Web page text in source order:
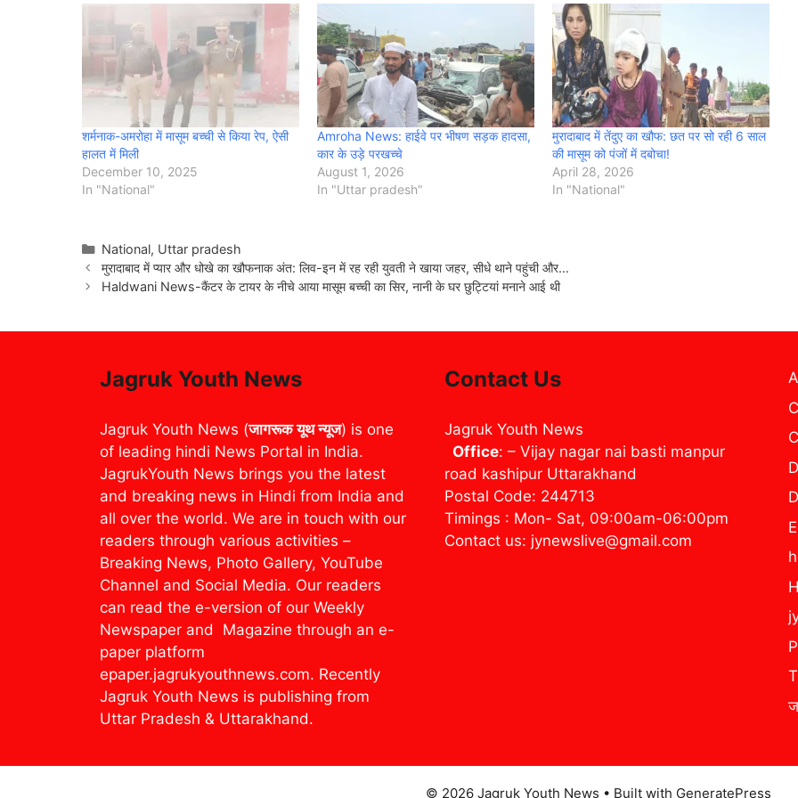
शर्मनाक-अमरोहा में मासूम बच्ची से किया रेप, ऐसी
हालत में मिली
December 10, 2025
In "National"
Amroha News: हाईवे पर भीषण सड़क हादसा,
कार के उड़े परखच्चे
August 1, 2026
In "Uttar pradesh"
मुरादाबाद में तेंदुए का खौफ: छत पर सो रही 6 साल
की मासूम को पंजों में दबोचा!
April 28, 2026
In "National"
Categories
National, Uttar pradesh
मुरादाबाद में प्यार और धोखे का खौफनाक अंत: लिव-इन में रह रही युवती ने खाया जहर, सीधे थाने पहुंची और…
Haldwani News-कैंटर के टायर के नीचे आया मासूम बच्ची का सिर, नानी के घर छुट्टियां मनाने आई थी
Jagruk Youth News
Jagruk Youth News (जागरूक यूथ न्यूज) is one
of leading hindi News Portal in India.
JagrukYouth News brings you the latest
and breaking news in Hindi from India and
all over the world. We are in touch with our
readers through various activities –
Breaking News, Photo Gallery, YouTube
Channel and Social Media. Our readers
can read the e-version of our Weekly
Newspaper and Magazine through an e-
paper platform
epaper.jagrukyouthnews.com. Recently
Jagruk Youth News is publishing from
Uttar Pradesh & Uttarakhand.
Contact Us
Jagruk Youth News
Office: – Vijay nagar nai basti manpur
road kashipur Uttarakhand
Postal Code: 244713
Timings : Mon- Sat, 09:00am-06:00pm
Contact us: jynewslive@gmail.com
© 2026 Jagruk Youth News • Built with GeneratePress